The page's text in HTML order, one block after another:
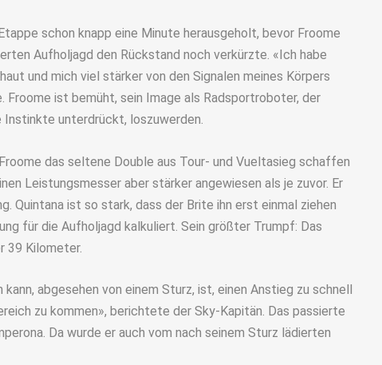
schon knapp eine Minute herausgeholt, bevor Froome
Aufholjagd den Rückstand noch verkürzte. «Ich habe
und mich viel stärker von den Signalen meines Körpers
Froome ist bemüht, sein Image als Radsportroboter, der
unterdrückt, loszuwerden.
das seltene Double aus Tour- und Vueltasieg schaffen
Leistungsmesser aber stärker angewiesen als je zuvor. Er
Quintana ist so stark, dass der Brite ihn erst einmal ziehen
für die Aufholjagd kalkuliert. Sein größter Trumpf: Das
39 Kilometer.
abgesehen von einem Sturz, ist, einen Anstieg zu schnell
zu kommen», berichtete der Sky-Kapitän. Das passierte
Da wurde er auch vom nach seinem Sturz lädierten